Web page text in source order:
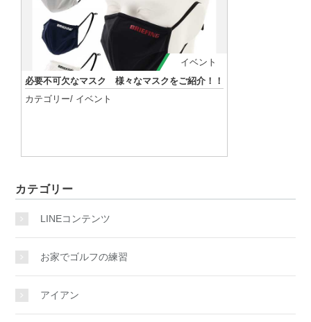
イベント
必要不可欠なマスク 様々なマスクをご紹介！！
カテゴリー/ イベント
カテゴリー
LINEコンテンツ
お家でゴルフの練習
アイアン